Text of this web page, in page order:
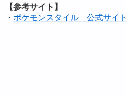
【参考サイト】
・ ポケモンスタイル 公式サイト